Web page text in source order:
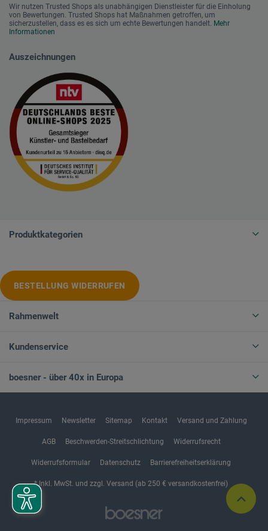
Wir nutzen Trusted Shops als unabhängigen Dienstleister für die Einholung
von Bewertungen. Trusted Shops hat Maßnahmen getroffen, um
sicherzustellen, dass es es sich um echte Bewertungen handelt. Mehr
Informationen
Auszeichnungen
Produktkategorien
BESTELLUNG WIDERRUFEN
Rahmenwelt
Kundenservice
boesner - über 40x in Europa
Impressum Newsletter Sitemap Kontakt Versand und Zahlung
AGB Beschwerden-Streitschlichtung Widerrufsrecht
Widerrufsformular Datenschutz Barrierefreiheitserklärung
* Inkl. MwSt. und zzgl. Versand (ab 250 € versandkostenfrei)